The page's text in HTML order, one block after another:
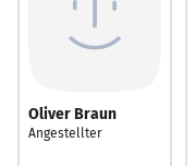
Oliver Braun
Angestellter